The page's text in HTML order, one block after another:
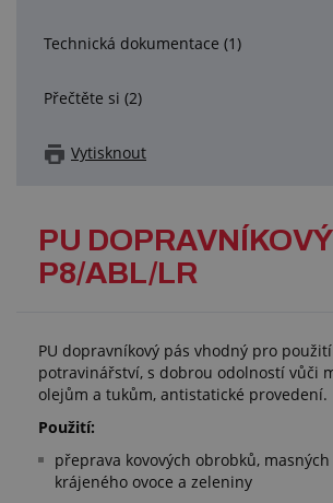
Technická dokumentace (1)
Přečtěte si (2)
Vytisknout
PU
P8/ABL/LR
PU dopravníkový pás vhodný pro
potravinářství, s dobrou odolností vůči
olejům a tukům, antistatické provedení.
Použití:
přeprava kovových obrobků,
krájeného ovoce a zeleniny